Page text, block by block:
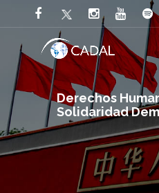
Derechos
Solidaridad